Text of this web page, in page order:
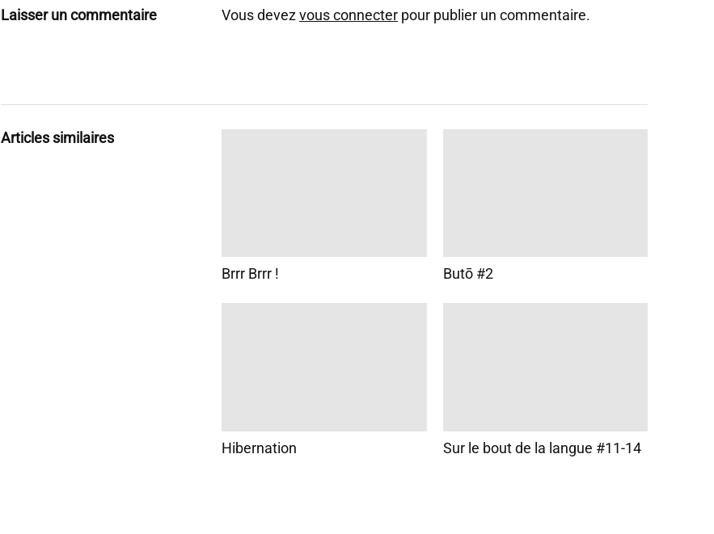
Laisser un commentaire Vous devezvous connecter pour publier un commentaire.
Articles similaires
Brrr Brrr ! Butō #2
Hibernation Sur le bout de la langue #11-14